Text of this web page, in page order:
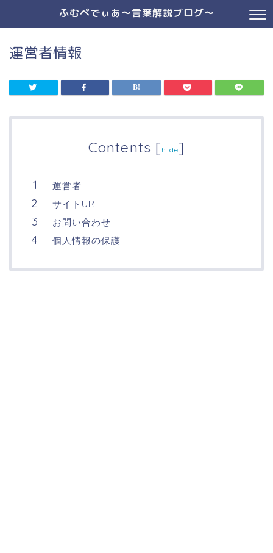
ふむぺでぃあ～言葉解説ブログ～
運営者情報
Contents [hide]
運営者
サイトURL
お問い合わせ
個人情報の保護